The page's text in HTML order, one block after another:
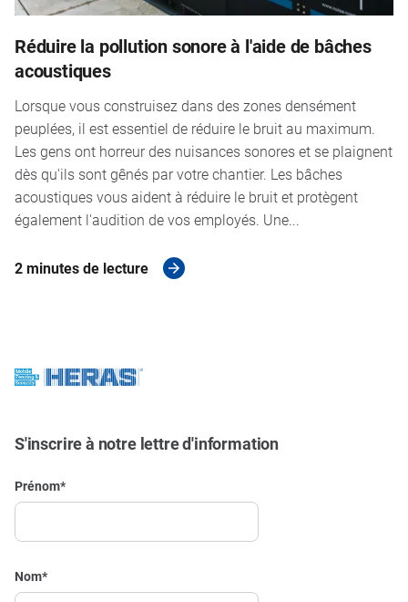
Réduire la pollution sonore à l'aide de bâches
acoustiques
Lorsque vous construisez dans des zones densément
peuplées, il est essentiel de réduire le bruit au maximum.
Les gens ont horreur des nuisances sonores et se plaignent
dès qu'ils sont gênés par votre chantier. Les bâches
acoustiques vous aident à réduire le bruit et protègent
également l'audition de vos employés. Une...
2 minutes de lecture
S'inscrire à notre lettre d'information
Prénom*
Nom*